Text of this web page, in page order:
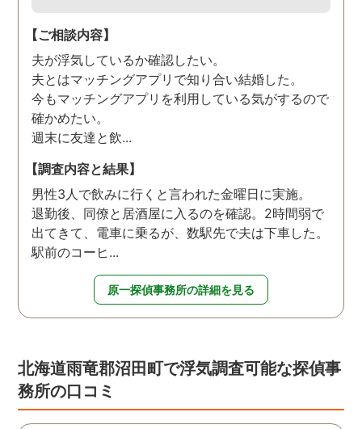
【ご相談内容】
夫が浮気しているか確認したい。
夫とはマッチングアプリで知り合い結婚した。
今もマッチングアプリを利用している気がするので
確かめたい。
週末に友達と飲...
【調査内容と結果】
男性3人で飲みに行くと言われた金曜日に実施。
退勤後、同僚と居酒屋に入るのを確認。2時間弱で
出てきて、電車に乗るが、数駅先で夫は下車した。
駅前のコーヒ...
原一探偵事務所の詳細を見る
北海道雨竜郡沼田町で浮気調査可能な探偵事
務所の口コミ